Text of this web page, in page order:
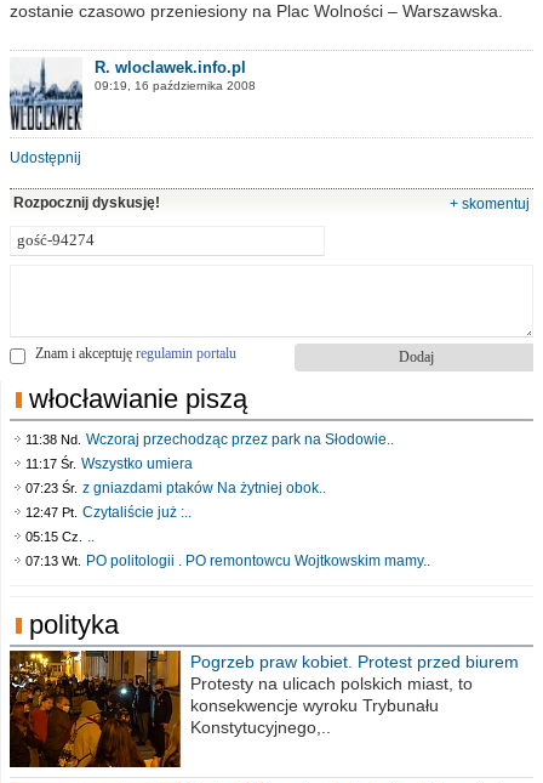
zostanie czasowo przeniesiony na Plac Wolności – Warszawska.
R. wloclawek.info.pl
09:19, 16 października 2008
Udostępnij
Rozpocznij dyskusję! + skomentuj
Znam i akceptuję regulamin portalu
włocławianie piszą
11:38 Nd. Wczoraj przechodząc przez park na Słodowie..
11:17 Śr. Wszystko umiera
07:23 Śr. z gniazdami ptaków Na żytniej obok..
12:47 Pt. Czytaliście już :..
05:15 Cz. ..
07:13 Wt. PO politologii . PO remontowcu Wojtkowskim mamy..
polityka
Pogrzeb praw kobiet. Protest przed biurem
poselskim PiS
Protesty na ulicach polskich miast, to
konsekwencje wyroku Trybunału
Konstytucyjnego,..